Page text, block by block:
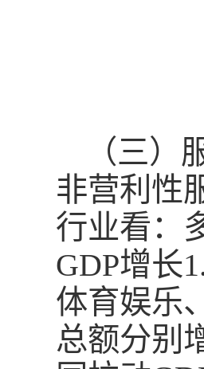
（三
非营利性
行业看：
GDP增长
体育娱乐
总额分别